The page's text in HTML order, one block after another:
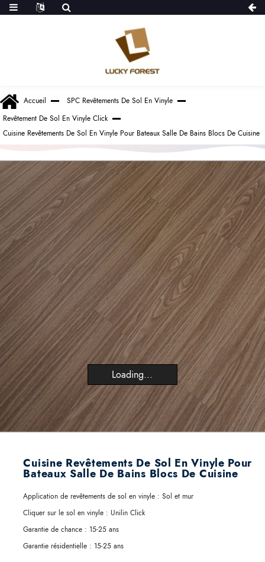
Accueil
SPC Revêtements De Sol En Vinyle
Revêtement De Sol En Vinyle Click
Cuisine Revêtements De Sol En Vinyle Pour Bateaux Salle De Bains Blocs De Cuisine
Loading...
Cuisine Revêtements De Sol En Vinyle Pour
Bateaux Salle De Bains Blocs De Cuisine
Application de revêtements de sol en vinyle : Sol et mur
Cliquer sur le sol en vinyle : Unilin Click
Garantie de chance : 15-25 ans
Garantie résidentielle : 15-25 ans